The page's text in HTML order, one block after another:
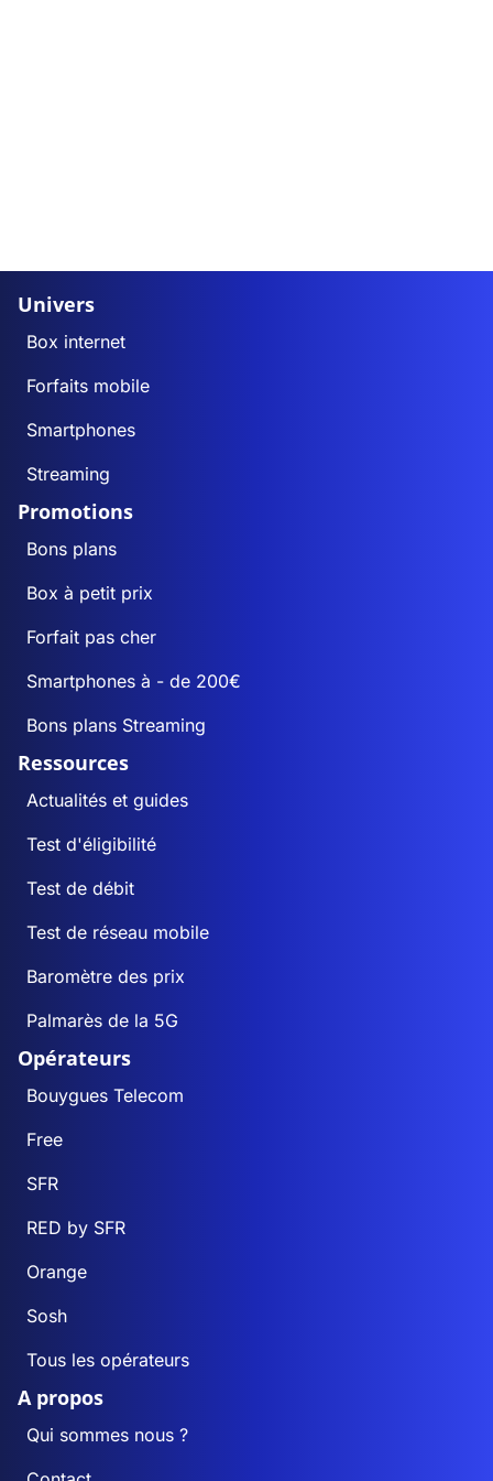
Univers
Box internet
Forfaits mobile
Smartphones
Streaming
Promotions
Bons plans
Box à petit prix
Forfait pas cher
Smartphones à - de 200€
Bons plans Streaming
Ressources
Actualités et guides
Test d'éligibilité
Test de débit
Test de réseau mobile
Baromètre des prix
Palmarès de la 5G
Opérateurs
Bouygues Telecom
Free
SFR
RED by SFR
Orange
Sosh
Tous les opérateurs
A propos
Qui sommes nous ?